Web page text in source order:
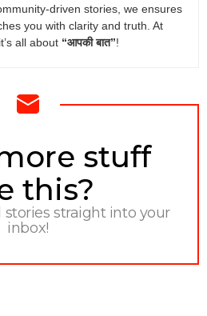
driven stories, we ensures
you with clarity and truth. At
all about “आपकी बात”!
stuff
this?
stories straight into your
inbox!